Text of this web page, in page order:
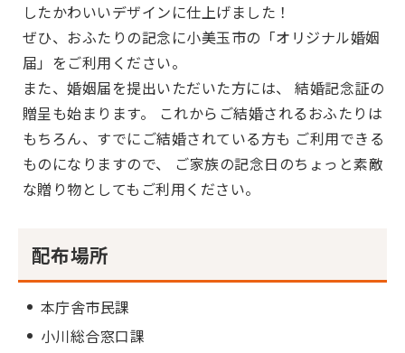
したかわいいデザインに仕上げました！
ぜひ、おふたりの記念に小美玉市の「オリジナル婚姻
届」をご利用ください。
また、婚姻届を提出いただいた方には、 結婚記念証の
贈呈も始まります。 これからご結婚されるおふたりは
もちろん、すでにご結婚されている方も ご利用できる
ものになりますので、 ご家族の記念日のちょっと素敵
な贈り物としてもご利用ください。
配布場所
本庁舎市民課
小川総合窓口課